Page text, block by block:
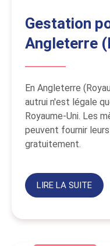
Gestation
Angleterre
En Angleterre
autrui n'est légale
Royaume-Uni. Les
peuvent fournir
gratuitement.
LIRE LA SUITE